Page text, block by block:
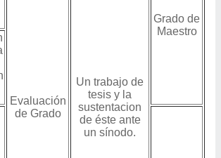
Evaluación
de Grado
Un trabajo de
tesis y la
sustentacion
de éste ante
un sínodo.
Grado de
Maestro